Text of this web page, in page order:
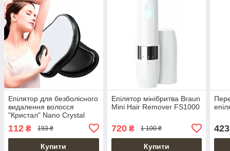
Епілятор для безболісного
видалення волосся
"Кристал" Nano Crystal
112 ₴ 193 ₴
Купити
Епілятор мінібритва Braun
Mini Hair Remover FS1000
720₴ 1 100 ₴
Купити
423